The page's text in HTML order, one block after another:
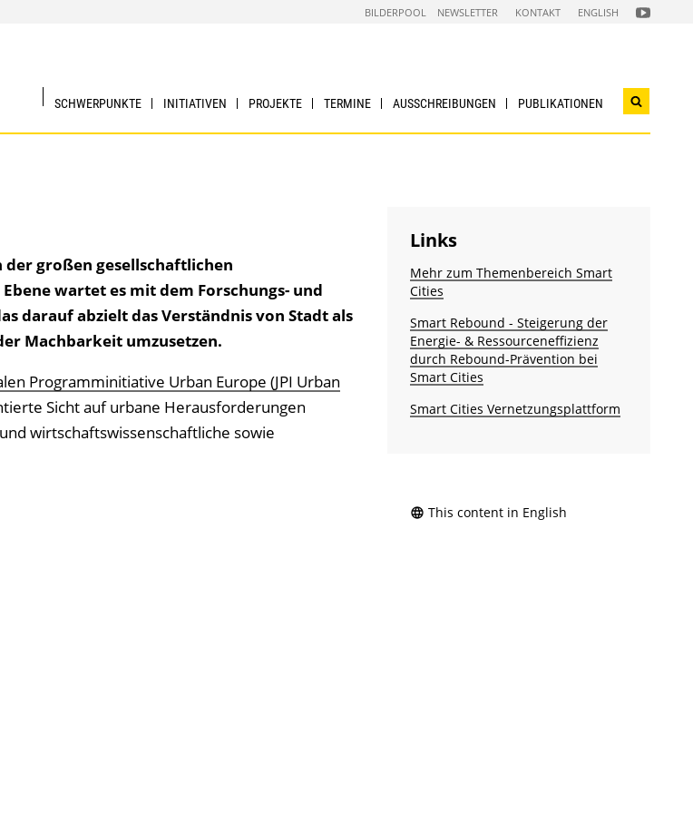
BILDERPOOL NEWSLETTER KONTAKT ENGLISH FOLGEN
SIE
SCHWERPUNKTE INITIATIVEN PROJEKTE TERMINE AUSSCHREIBUNGEN PUBLIKATIONEN
der großen gesellschaftlichen
wartet es mit dem Forschungs- und
darauf abzielt das Verständnis von Stadt als
Machbarkeit umzusetzen.
Programminitiative Urban Europe (JPI Urban
Sicht auf urbane Herausforderungen
wirtschaftswissenschaftliche sowie
Links
Mehr zum Themenbereich Smart
Cities
Smart Rebound - Steigerung der
Energie- & Ressourcen­­effizienz
durch Rebound-Prävention bei
Smart Cities
Smart Cities Vernetzungsplattform
This content in English